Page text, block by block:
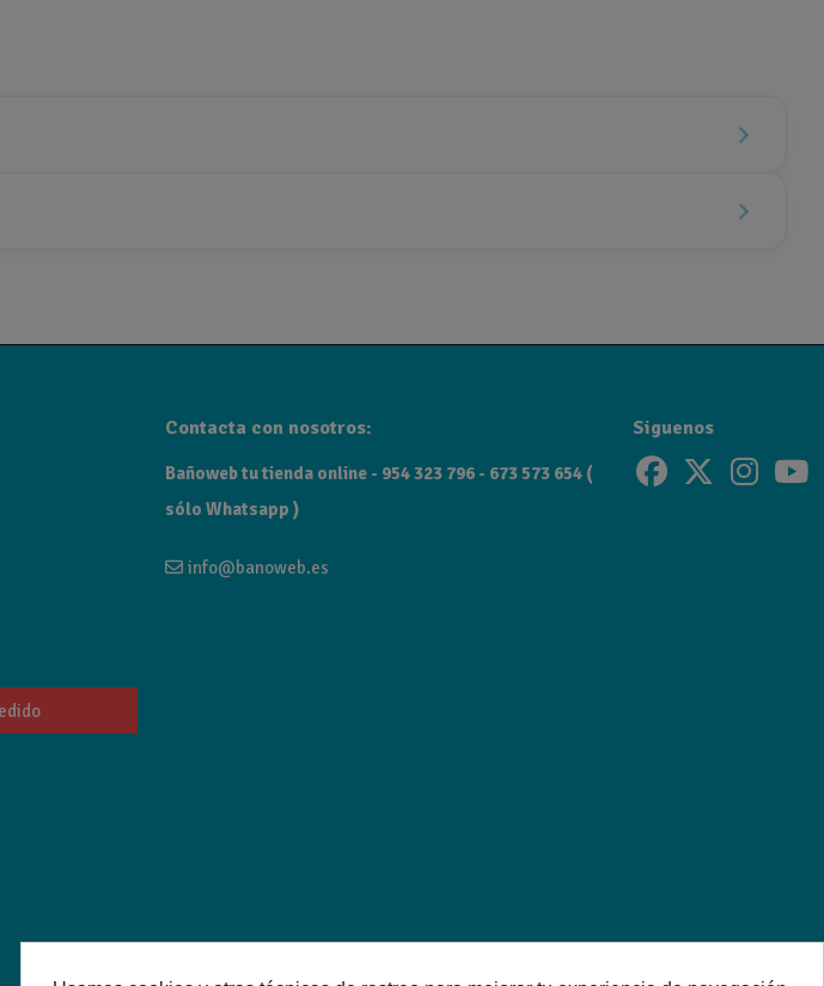
Contacta con nosotros:
Bañoweb tu tienda online - 954 323 796 - 673 573 654 (
sólo Whatsapp )
info@banoweb.es
Siguenos